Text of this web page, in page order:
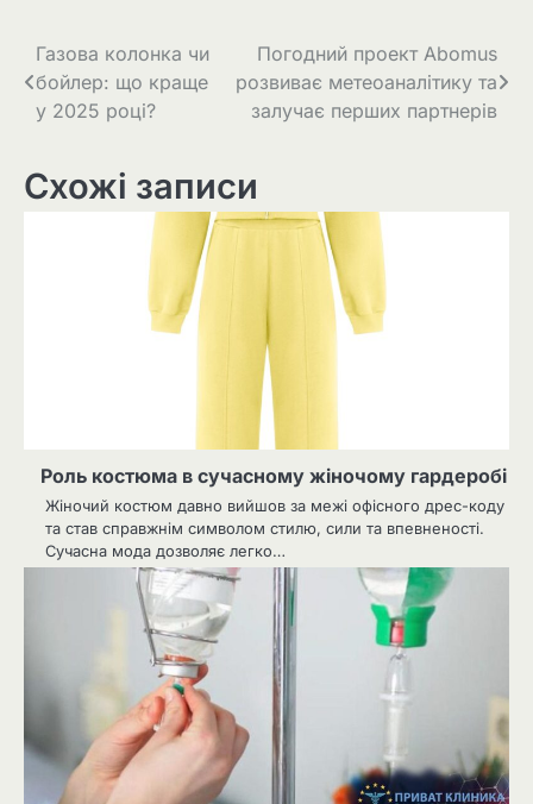
Навігація
записів
Газова колонка чи
бойлер: що краще
у 2025 році?
Погодний проект Abomus
розвиває метеоаналітику та
залучає перших партнерів
Схожі записи
Роль костюма в сучасному жіночому гардеробі
Жіночий костюм давно вийшов за межі офісного дрес-коду
та став справжнім символом стилю, сили та впевненості.
Сучасна мода дозволяє легко…